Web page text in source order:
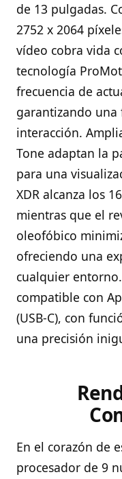
de 13 pulgadas.
2752 x 2064
vídeo cobra vida
tecnología
frecuencia de
garantizando una
interacción.
Tone adaptan la
para una
XDR alcanza los
mientras que el
oleofóbico
ofreciendo una
cualquier
compatible con
(USB-C), con
una precisión
En el corazón de
procesador de 9